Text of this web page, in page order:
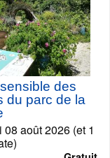
des
du parc de la
08 août 2026 (et 1